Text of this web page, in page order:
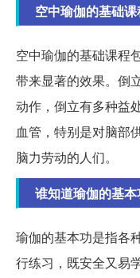
空中瑜伽的基础
空中瑜伽的基础课程
带来显著的效果。倒
动作，倒立有多种益
血管，特别是对脑部
脑力劳动的人们。
谁知道瑜伽的基
瑜伽的基本功是指各
行练习，既安全又易